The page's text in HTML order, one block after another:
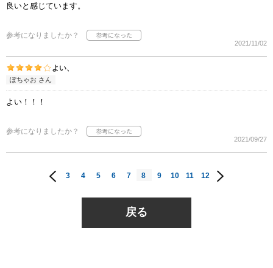
良いと感じています。
参考になりましたか？
2021/11/02
よい、
ぽちゃお さん
よい！！！
参考になりましたか？
2021/09/27
3 4 5 6 7 8 9 10 11 12
戻る